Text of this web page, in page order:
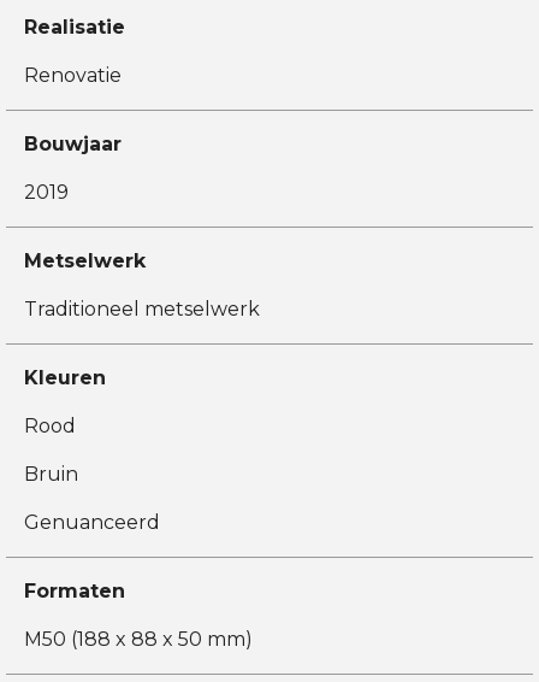
Realisatie
Renovatie
Bouwjaar
2019
Metselwerk
Traditioneel metselwerk
Kleuren
Rood
Bruin
Genuanceerd
Formaten
M50 (188 x 88 x 50 mm)